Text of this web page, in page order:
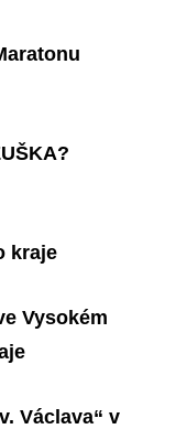
kraje
Vysokém
Václava“ v